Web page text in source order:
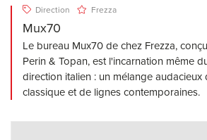
Direction Frezza
Mux70
Le bureau Mux70 de chez Frezza,
Perin & Topan, est l'incarnation même
direction italien : un mélange
classique et de lignes contemporaines.